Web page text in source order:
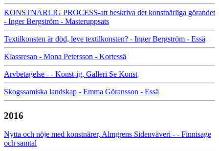
KONSTNÄRLIG PROCESS-att beskriva det konstnärliga görandet
- Inger Bergström - Masteruppsats
Textilkonsten är död, leve textilkonsten? - Inger Bergström - Essä
Klassresan - Mona Petersson - Kortessä
Arvbetagelse - - Konst-ig, Galleri Se Konst
Skogssamiska landskap - Emma Göransson - Essä
2016
Nytta och nöje med konstnärer, Almgrens Sidenväveri - - Finnisage
och samtal